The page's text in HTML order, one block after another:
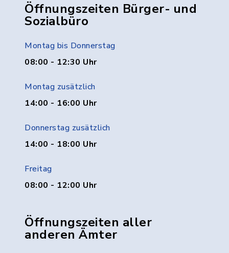
Öffnungszeiten Bürger- und
Sozialbüro
Montag bis Donnerstag
08:00 - 12:30 Uhr
Montag zusätzlich
14:00 - 16:00 Uhr
Donnerstag zusätzlich
14:00 - 18:00 Uhr
Freitag
08:00 - 12:00 Uhr
Öffnungszeiten aller
anderen Ämter